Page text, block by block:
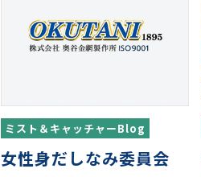
ミスト＆キャッチャーBlog
女性身だしなみ委員会